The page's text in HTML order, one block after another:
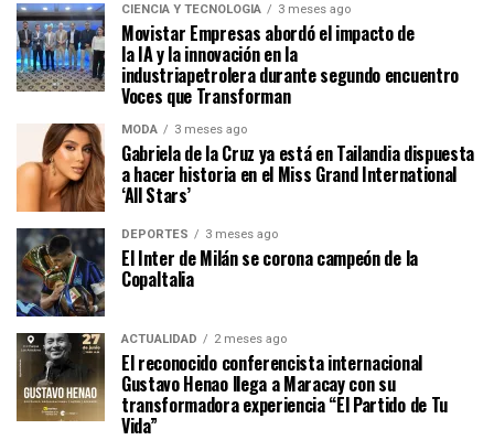
CIENCIA Y TECNOLOGÍA 3 meses ago
Movistar Empresas abordó el impacto de
la IA y la innovación en la
industriapetrolera durante segundo encuentro
Voces que Transforman
MODA 3 meses ago
Gabriela de la Cruz ya está en Tailandia dispuesta
a hacer historia en el Miss Grand International
‘All Stars’
DEPORTES 3 meses ago
El Inter de Milán se corona campeón de la
CopaItalia
ACTUALIDAD 2 meses ago
El reconocido conferencista internacional
Gustavo Henao llega a Maracay con su
transformadora experiencia “El Partido de Tu
Vida”